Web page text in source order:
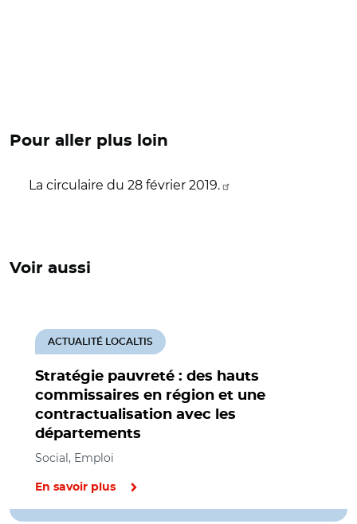
Pour aller plus loin
La circulaire du 28 février 2019.
Voir aussi
Stratégie pauvreté : des hauts
commissaires en région et une
contractualisation avec les
départements
ACTUALITÉ LOCALTIS
Social, Emploi
En savoir plus